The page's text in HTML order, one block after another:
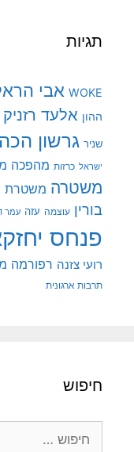
תגיות
WOKE אבי
ההון אלעד רזניק
שניר גרשון
ישראל כרזות מהפכה
משטרה משטרת
בורין עוצמה עזה עמר
פנחס
רועי צזנה רפורמה
תרבות ארגונית
חיפוש